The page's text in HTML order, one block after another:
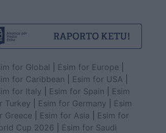
for Global Esim for Europe
for Caribbean
Esim for USA
for Italy
Esim for Spain
Esim
Turkey
Esim for Germany
Esim
Greece
Esim for Asia
Esim for
Cup 2026
Esim for Saudi